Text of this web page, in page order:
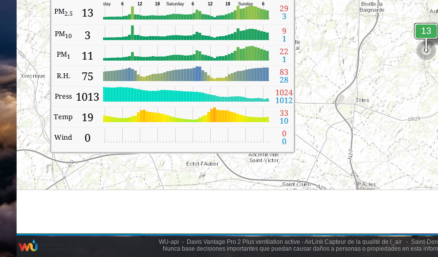
WU-api - Davis Vantage Pro 2 Plus ventilation active - AirLink Capteur de la qualité de l_air - Saint-
Nunca base decisiones importantes que puedan causar daños a personas o propiedades en esta